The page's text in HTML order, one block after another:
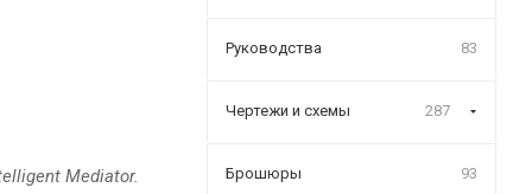
Mediator.
Руководства 83
Чертежи и схемы 287
Брошюры 93